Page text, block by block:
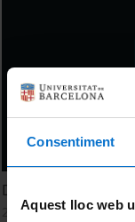
Consentiment
Aquest lloc web
Dret Internacional
25 Febrero, 2026